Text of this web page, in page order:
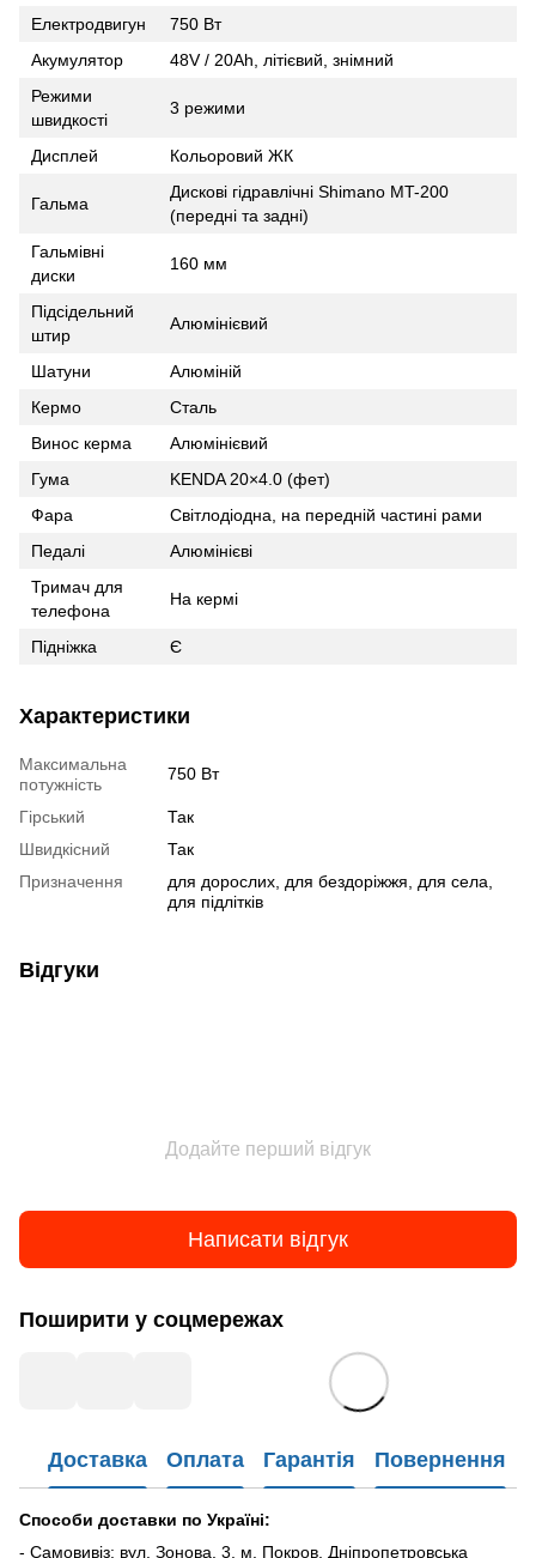
Електродвигун
750 Вт
Акумулятор
48V / 20Ah, літієвий, знімний
Режими
швидкості
3 режими
Дисплей Кольоровий ЖК
Гальма
Дискові гідравлічні Shimano MT-200
(передні та задні)
Гальмівні
диски
160 мм
Підсідельний
штир
Алюмінієвий
Шатуни
Алюміній
Кермо
Сталь
Винос керма
Алюмінієвий
Гума
KENDA 20×4.0 (фет)
Фара
Світлодіодна, на передній частині рами
Педалі
Алюмінієві
Тримач для
телефона
На кермі
Підніжка Є
Характеристики
Максимальна
потужність
750 Вт
Гірський
Так
Швидкісний
Так
Призначення
для дорослих, для бездоріжжя, для села,
для підлітків
Відгуки
Додайте перший відгук
Написати відгук
Поширити у соцмережах
Доставка Оплата Гарантія Повернення
Способи доставки по Україні:
- Самовивіз: вул. Зонова, 3, м. Покров, Дніпропетровська